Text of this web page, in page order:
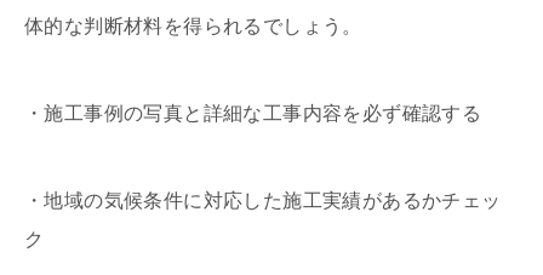
体的な判断材料を得られるでしょう。
・施工事例の写真と詳細な工事内容を必ず確認する
・地域の気候条件に対応した施工実績があるかチェッ
ク